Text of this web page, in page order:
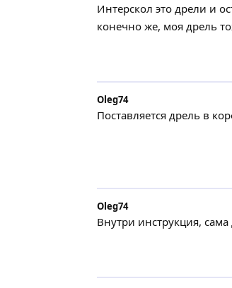
Интерскол это дрели и
конечно же, моя дрель
Oleg74
Поставляется дрель в
Oleg74
Внутри инструкция,